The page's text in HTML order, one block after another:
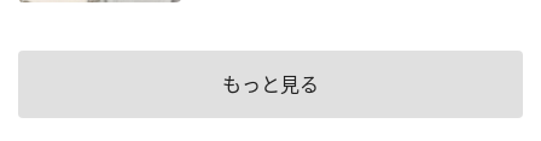
もっと見る